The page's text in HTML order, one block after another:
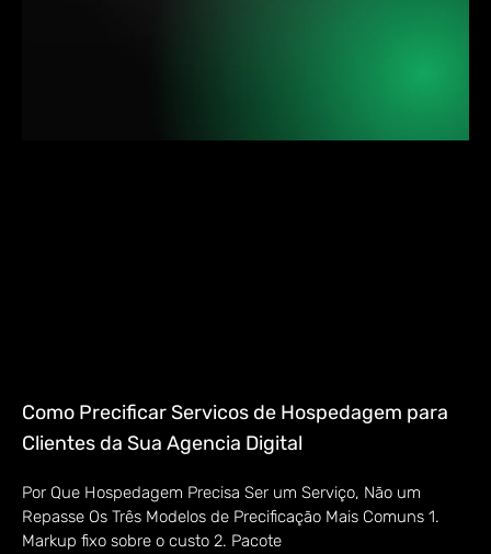
Como Precificar Servicos de Hospedagem para
Clientes da Sua Agencia Digital
Por Que Hospedagem Precisa Ser um Serviço, Não um
Repasse Os Três Modelos de Precificação Mais Comuns 1.
Markup fixo sobre o custo 2. Pacote